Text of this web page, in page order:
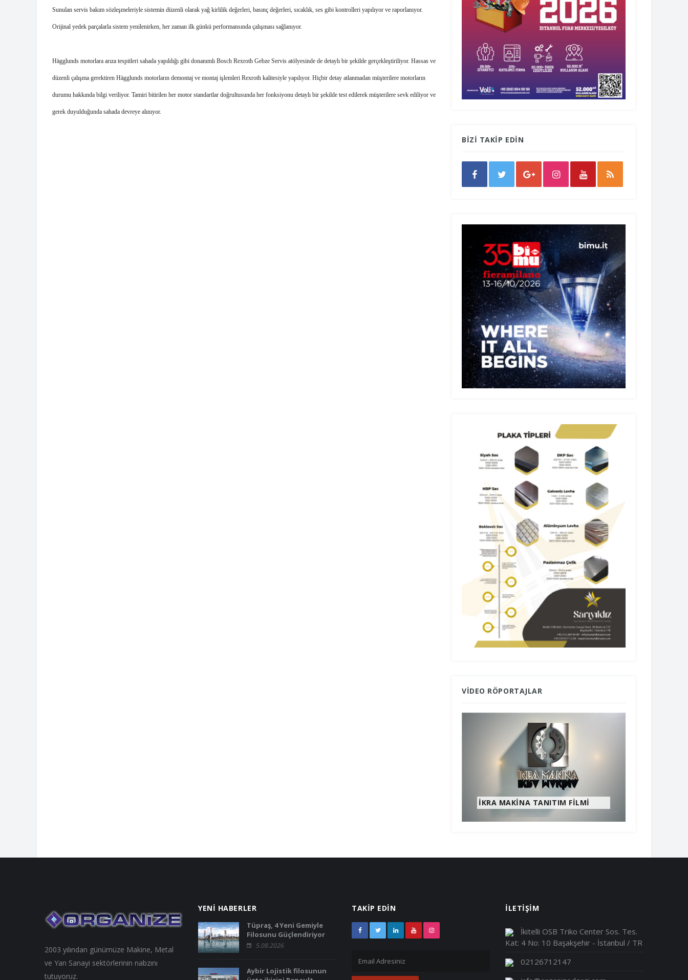
Sunulan servis bakım sözleşmeleriyle sistemin düzenli olarak yağ kirlilik değerleri, basınç değerleri, sıcaklık, ses gibi kontrolleri yapılıyor ve raporlanıyor.
Orijinal yedek parçalarla sistem yenilenirken, her zaman ilk günkü performansında çalışması sağlanıyor.
Hägglunds motorlara arıza tespitleri sahada yapıldığı gibi donanımlı Bosch Rexroth Gebze Servis atölyesinde de detaylı bir şekilde gerçekleştiriliyor. Hassas ve
düzenli çalışma gerektiren Hägglunds motorların demontaj ve montaj işlemleri Rexroth kalitesiyle yapılıyor. Hiçbir detay atlanmadan müşterilere motorların
durumu hakkında bilgi veriliyor. Tamiri bitirilen her motor standartlar doğrultusunda her fonksiyonu detaylı bir şekilde test edilerek müşterilere sevk ediliyor ve
gerek duyulduğunda sahada devreye alınıyor.
BİZİ TAKİP EDİN
VIDEO RÖPORTAJLAR
CHINAPLAS 2021
2003 yılından günümüze Makine, Metal
ve Yan Sanayi sektörlerinin nabzını
tutuyoruz.
YENİ HABERLER
Tüpraş, 4 Yeni Gemiyle
Filosunu Güçlendiriyor
5.08.2026
Aybir Lojistik filosunun
TAKİP EDİN İLETİŞİM
İkitelli OSB Triko Center Sos. Tes.
Kat: 4 No: 10 Başakşehir - İstanbul / TR
02126712147